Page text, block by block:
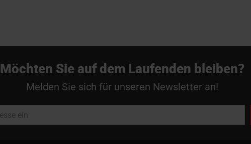
Möchten Sie auf dem Laufenden bleiben?
Melden Sie sich für unseren Newsletter an!